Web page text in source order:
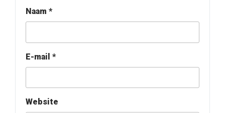
Naam *
E-mail *
Website